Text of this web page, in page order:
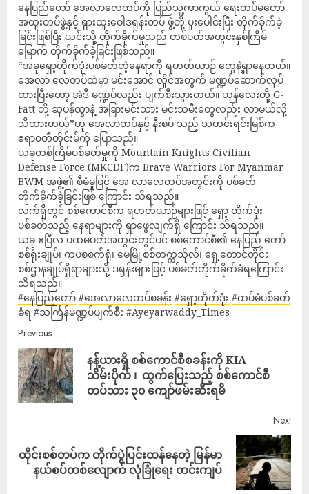
နေပြည်တော် အေလာလေတပ်ကို ပြည်သူ့ကာကွယ် ရေးတပ်မတော်
အထူးတပ်ဖွဲ့နှင့် ရှားထူးဝေါဒရုန်းတပ် ဖွဲ့တို့ ပူးပေါင်းပြီး တိုက်ခိုက်ခဲ့
ခြင်းဖြစ်ပြီး ယင်းသို့ တိုက်ခိုက်မှုသည် တစ်ပတ်အတွင်းနှစ်ကြိမ်
မြောက် တိုက်ခိုက်ခဲ့ခြင်းဖြစ်သည်။
“အခုရှော့တိုက်ဒုံးပစ်ခတ်တဲ့နေရာကို ရဟတ်ယာဉ် တွေနဲ့ရှာနေတယ်။
အေလာ လေတပ်ထဲမှာ မင်းအောင် လှိုင်အတွက် မဏ္ဍပ်ဆောက်လုပ်
ထားပြီးတော့ အဲဒီ မဏ္ဍပ်လည်း ပျက်စီးသွားတယ်။ ယုန်လေးတို့ G-
Fatt တို့ ဆုပန်ထွာနဲ့ အခြားမင်းသား မင်းသမီးတွေလည်း လာမယ်လို့
သိထားတယ်”ဟု အေလာတပ်နှင့် နီးစပ် သည့် သတင်းရင်းမြစ်က
ဧရာ၀တီတိုင်းမ်ကို ပြောသည်။
ယခုတစ်ကြိမ်ပစ်ခတ်မှုကို Mountain Knights Civilian
Defense Force (MKCDF)က Brave Warriors For Myanmar
BWM အဖွဲ့၏ စီမံမှုဖြင့် အေ လာလေတပ်အတွင်းကို ပစ်ခတ်
တိုက်ခိုက်ခဲ့ခြင်းဖြစ် ကြောင်း သိရသည်။
လက်ရှိတွင် စစ်ကောင်စီက ရဟတ်ယာဉ်များဖြင့် ရှော့ တိုက်ဒုံး
ပစ်ခတ်သည့် နေရာများကို ရှာဖွေလျက်ရှိ ကြောင်း သိရသည်။
ယခု ဧပြီလ ပထမပတ်အတွင်းတွင်ပင် စစ်ကောင်စီ၏ နေပြည် တော်
စစ်ရုံးချုပ်၊ ကပစစက်ရုံ၊ မေမြို့စစ်တက္ကသိုလ်၊ ရှေ့တောင်တိုင်း
စစ်ဌာနချုပ်ရှိရာများသို့ ဒရုန်းများဖြင့် ပစ်ခတ်တိုက်ခိုက်ခံရကြောင်း
သိရသည်။
#နေပြည်တော် #အေလာလေတပ်စခန်း #ရှော့တိုက်ဒုံး #ထပ်မံပစ်ခတ်
ခံရ #သင်္ကြန်မဏ္ဍပ်ပျက်စီး #Ayeyarwaddy_Times
Previous
နန့်ယားရှိ စစ်ကောင်စီစခန်းကို KIA
သိမ်းပိုက် ၊ ထွက်ပြေးသည့် စစ်ကောင်စီ
တပ်သား ၃၀ ကျော်ဖမ်းဆီးရမိ
Next
ထိုင်းစစ်တပ်က တိုက်ပွဲပြင်းထန်နေတဲ့ မြန်မာ
နယ်စပ်တစ်လျောက် လုံခြုံရေး တင်းကျပ်